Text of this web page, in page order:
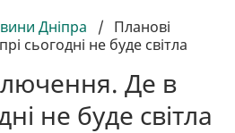
Дніпра / Планові
сьогодні не буде світла
Де в
не буде світла